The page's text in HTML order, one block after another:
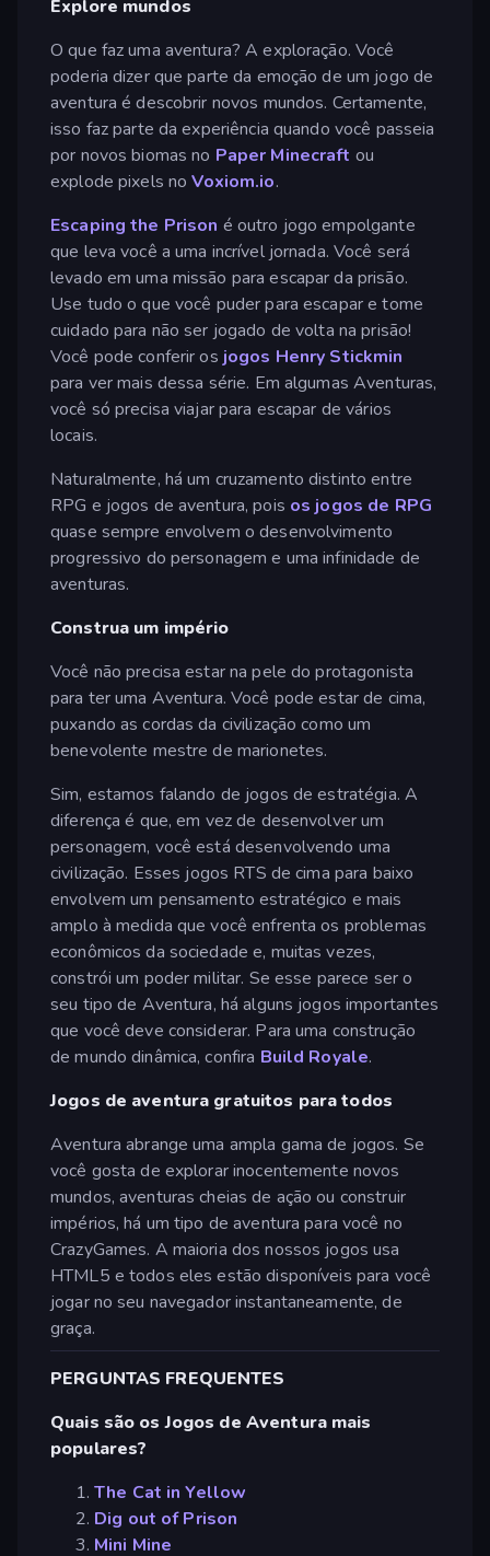
Explore mundos
O que faz uma aventura? A exploração. Você
poderia dizer que parte da emoção de um jogo de
aventura é descobrir novos mundos. Certamente,
isso faz parte da experiência quando você passeia
por novos biomas no Paper Minecraft ou
explode pixels noVoxiom.io.
Escaping the Prison é outro jogo empolgante
que leva você a uma incrível jornada. Você será
levado em uma missão para escapar da prisão.
Use tudo o que você puder para escapar e tome
cuidado para não ser jogado de volta na prisão!
Você pode conferir os jogos Henry Stickmin
para ver mais dessa série. Em algumas Aventuras,
você só precisa viajar para escapar de vários
locais.
Naturalmente, há um cruzamento distinto entre
RPG e jogos de aventura, pois os jogos de RPG
quase sempre envolvem o desenvolvimento
progressivo do personagem e uma infinidade de
aventuras.
Construa um império
Você não precisa estar na pele do protagonista
para ter uma Aventura. Você pode estar de cima,
puxando as cordas da civilização como um
benevolente mestre de marionetes.
Sim, estamos falando de jogos de estratégia. A
diferença é que, em vez de desenvolver um
personagem, você está desenvolvendo uma
civilização. Esses jogos RTS de cima para baixo
envolvem um pensamento estratégico e mais
amplo à medida que você enfrenta os problemas
econômicos da sociedade e, muitas vezes,
constrói um poder militar. Se esse parece ser o
seu tipo de Aventura, há alguns jogos importantes
que você deve considerar. Para uma construção
de mundo dinâmica, confira Build Royale.
Jogos de aventura gratuitos para todos
Aventura abrange uma ampla gama de jogos. Se
você gosta de explorar inocentemente novos
mundos, aventuras cheias de ação ou construir
impérios, há um tipo de aventura para você no
CrazyGames. A maioria dos nossos jogos usa
HTML5 e todos eles estão disponíveis para você
jogar no seu navegador instantaneamente, de
graça.
PERGUNTAS FREQUENTES
Quais são os Jogos de Aventura mais
populares?
The Cat in Yellow
Dig out of Prison
Mini Mine